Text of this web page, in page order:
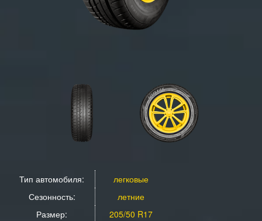
Тип автомобиля:
легковые
Сезонность:
летние
Размер:
205/50 R17